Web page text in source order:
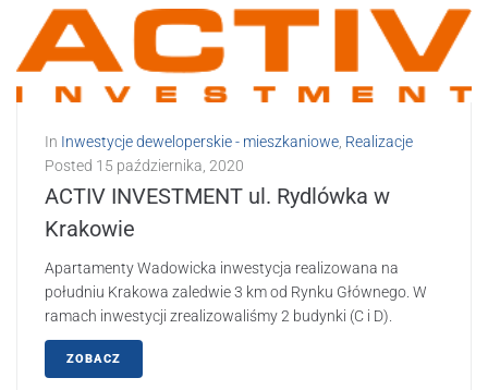
In Inwestycje deweloperskie - mieszkaniowe Realizacje
Posted 15 października, 2020
ACTIV INVESTMENT ul. Rydlówka w
Krakowie
Apartamenty Wadowicka inwestycja realizowana na
południu Krakowa zaledwie 3 km od Rynku Głównego. W
ramach inwestycji zrealizowaliśmy 2 budynki (C i D).
ZOBACZ